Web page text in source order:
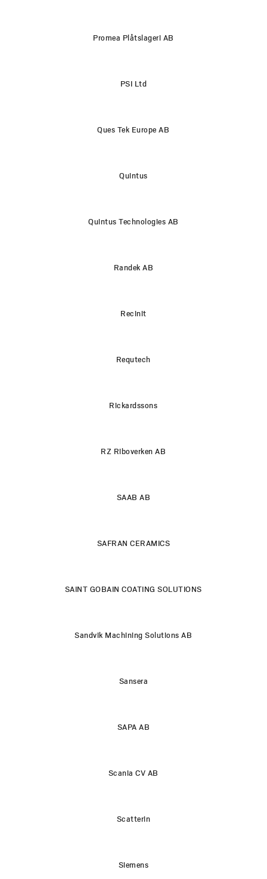
Promea Plåtslageri AB
PSI Ltd
Ques Tek Europe AB
Quintus
Quintus Technologies AB
Randek AB
Recinit
Requtech
Rickardssons
RZ Riboverken AB
SAAB AB
SAFRAN CERAMICS
SAINT GOBAIN COATING SOLUTIONS
Sandvik Machining Solutions AB
Sansera
SAPA AB
Scania CV AB
Scatterin
Siemens